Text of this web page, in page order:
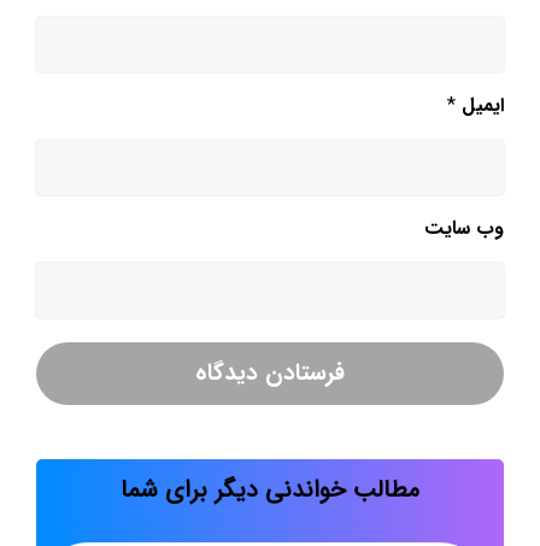
ایمیل *
وب‌ سایت
مطالب خواندنی دیگر برای شما